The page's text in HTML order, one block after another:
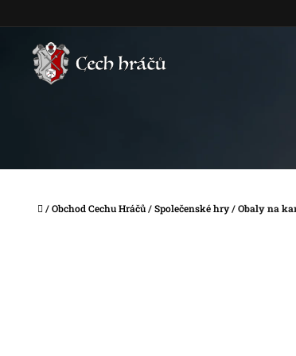
Domů
/Obchod Cechu Hráčů/Společenské hry/Obaly na